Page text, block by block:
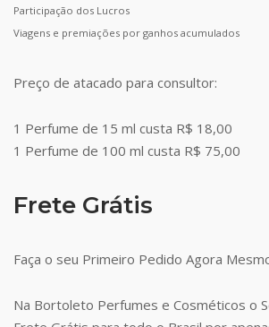
Participação dos Lucros
Viagens e premiações por ganhos acumulados
Preço de atacado para consultor:
1 Perfume de 15 ml custa R$ 18,00
1 Perfume de 100 ml custa R$ 75,00
Frete Grátis
Faça o seu Primeiro Pedido Agora
Na Bortoleto Perfumes e Cosméticos o